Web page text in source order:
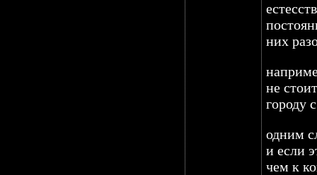
них
не
городу
одним
и если
чем к